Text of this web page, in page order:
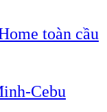
toàn cầu
Cebu